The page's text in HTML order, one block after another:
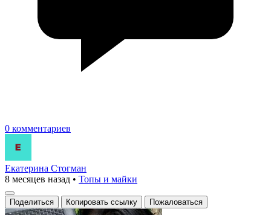
0 комментариев
Екатерина Стогман
8 месяцев назад • Топы и майки
Поделиться Копировать ссылку Пожаловаться